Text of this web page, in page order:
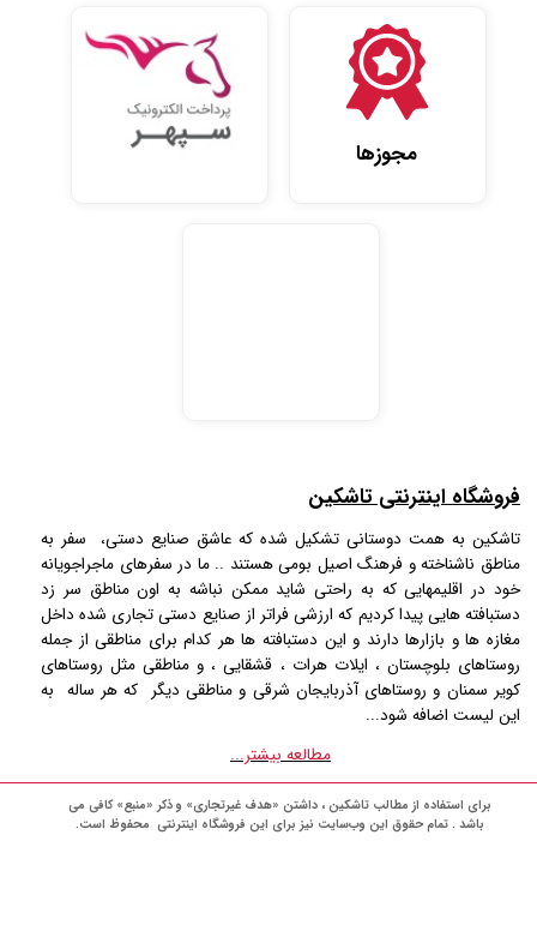
مجوزها
فروشگاه اینترنتی تاشکین
تاشکین به همت دوستانی تشکیل شده که عاشق صنایع دستی، سفر به
مناطق ناشناخته و فرهنگ اصیل بومی هستند .. ما در سفرهای ماجراجویانه
خود در اقلیمهایی که به راحتی شاید ممکن نباشه به اون مناطق سر زد
دستبافته هایی پیدا کردیم که ارزشی فراتر از صنایع دستی تجاری شده داخل
مغازه ها و بازارها دارند و این دستبافته ها هر کدام برای مناطقی از جمله
روستاهای بلوچستان ، ایلات هرات ، قشقایی ، و مناطقی مثل روستاهای
کویر سمنان و روستاهای آذربایجان شرقی و مناطقی دیگر که هر ساله به
این لیست اضافه شود...
برای استفاده از مطالب تاشکین ، داشتن «هدف غیرتجاری» و ذکر «منبع» کافی می
باشد . تمام حقوق اين وب‌سايت نیز برای این فروشگاه اینترنتی محفوظ است.
مطالعه بیشتر...